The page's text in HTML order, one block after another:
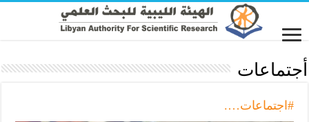
أجتماعات
#اجتماعات….